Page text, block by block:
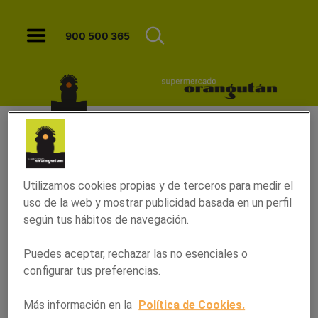
Bacalao con habas y setas -
900 500 365
Utilizamos cookies propias y de terceros para medir el
uso de la web y mostrar publicidad basada en un perfil
según tus hábitos de navegación.
Puedes aceptar, rechazar las no esenciales o
configurar tus preferencias.
Más información en la Política de Cookies.